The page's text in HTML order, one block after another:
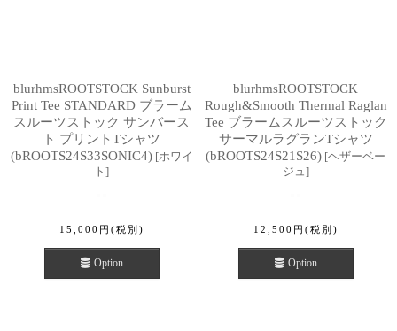
blurhmsROOTSTOCK Sunburst
Print Tee STANDARD ブラーム
スルーツストック サンバース
ト プリントTシャツ
(bROOTS24S33SONIC4) [ホワイ
ト ]
15,000 円 (税別)
Option
blurhmsROOTSTOCK
Rough&Smooth Thermal Raglan
Tee ブラームスルーツストック
サーマルラグランTシャツ
(bROOTS24S21S26) [ヘザーベー
ジュ ]
12,500 円 (税別)
Option